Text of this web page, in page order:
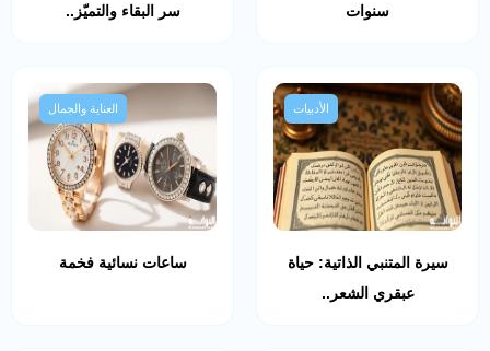
سنوات
سر البقاء والتميّز..
الأدبيات
سيرة المتنبي الذاتية: حياة
عبقري الشعر..
العناية والجمال
ساعات نسائية فخمة